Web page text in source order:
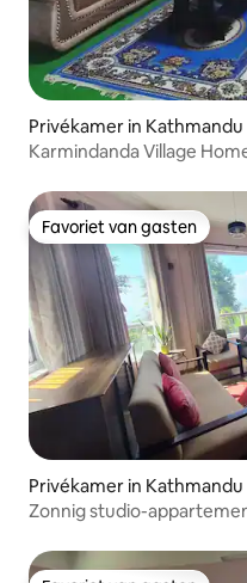
Privékamer in Kathmandu
Karmindanda Village
Favoriet van gasten
Favoriet van gasten
Privékamer in Kathmandu
Zonnig studio-